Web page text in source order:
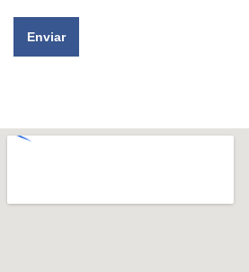
Enviar